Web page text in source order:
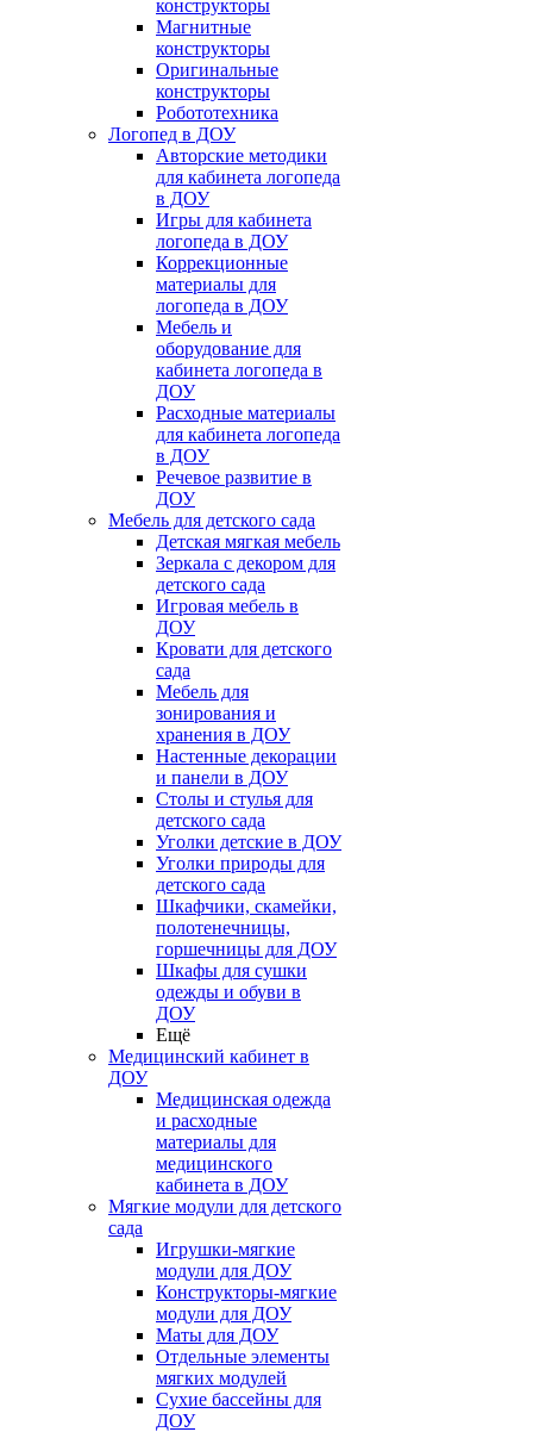
конструкторы
Магнитные
конструкторы
Оригинальные
конструкторы
Робототехника
Логопед в ДОУ
Авторские методики
для кабинета логопеда
в ДОУ
Игры для кабинета
логопеда в ДОУ
Коррекционные
материалы для
логопеда в ДОУ
Мебель и
оборудование для
кабинета логопеда в
ДОУ
Расходные материалы
для кабинета логопеда
в ДОУ
Речевое развитие в
ДОУ
Мебель для детского сада
Детская мягкая мебель
Зеркала с декором для
детского сада
Игровая мебель в
ДОУ
Кровати для детского
сада
Мебель для
зонирования и
хранения в ДОУ
Настенные декорации
и панели в ДОУ
Столы и стулья для
детского сада
Уголки детские в ДОУ
Уголки природы для
детского сада
Шкафчики, скамейки,
полотенечницы,
горшечницы для ДОУ
Шкафы для сушки
одежды и обуви в
ДОУ
Ещё
Медицинский кабинет в
ДОУ
Медицинская одежда
и расходные
материалы для
медицинского
кабинета в ДОУ
Мягкие модули для детского
сада
Игрушки-мягкие
модули для ДОУ
Конструкторы-мягкие
модули для ДОУ
Маты для ДОУ
Отдельные элементы
мягких модулей
Сухие бассейны для
ДОУ